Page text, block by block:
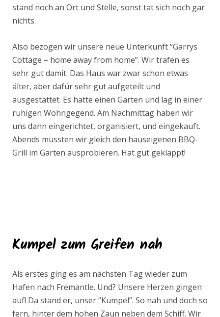
stand noch an Ort und Stelle, sonst tat sich noch gar
nichts.
Also bezogen wir unsere neue Unterkunft “Garrys
Cottage – home away from home”. Wir trafen es
sehr gut damit. Das Haus war zwar schon etwas
älter, aber dafür sehr gut aufgeteilt und
ausgestattet. Es hatte einen Garten und lag in einer
ruhigen Wohngegend. Am Nachmittag haben wir
uns dann eingerichtet, organisiert, und eingekauft.
Abends mussten wir gleich den hauseigenen BBQ-
Grill im Garten ausprobieren. Hat gut geklappt!
Kumpel zum Greifen nah
Als erstes ging es am nächsten Tag wieder zum
Hafen nach Fremantle. Und? Unsere Herzen gingen
auf! Da stand er, unser “Kumpel”. So nah und doch so
fern, hinter dem hohen Zaun neben dem Schiff. Wir